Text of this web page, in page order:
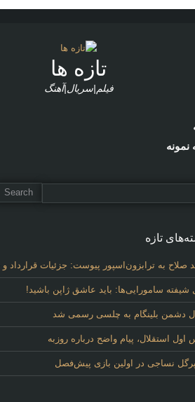
تازه ها
فیلم|سریال|آهنگ
نمونه
تازه
صلاح به ترابزون‌اسپور پیوست: جزئیات قرارداد
شیفته سامورایی‌ها: باید عاشق ژاپن باشید!
دشمن بلینگام به چلسی رسمی شد
استقلال، پیام واضح درباره روزبه
نساجی در اولین بازی پیش‌فصل